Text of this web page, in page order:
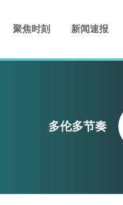
聚焦时刻 新闻速报
多伦多节奏